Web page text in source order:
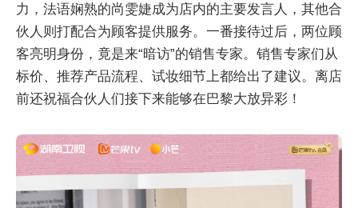
力，法语娴熟的尚雯婕成为店内的主要发言人，其他合
伙人则打配合为顾客提供服务。一番接待过后，两位顾
客亮明身份，竟是来“暗访”的销售专家。销售专家们从
标价、推荐产品流程、试妆细节上都给出了建议。离店
前还祝福合伙人们接下来能够在巴黎大放异彩！